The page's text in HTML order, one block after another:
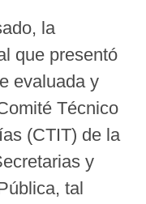
la
que presentó
evaluada y
Técnico
(CTIT) de la
y
tal